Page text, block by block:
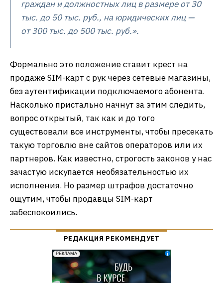
граждан и должностных лиц в размере от 30
тыс. до 50 тыс. руб., на юридических лиц —
от 300 тыс. до 500 тыс. руб.».
Формально это положение ставит крест на
продаже SIM-карт с рук через сетевые магазины,
без аутентификации подключаемого абонента.
Насколько пристально начнут за этим следить,
вопрос открытый, так как и до того
существовали все инструменты, чтобы пресекать
такую торговлю вне сайтов операторов или их
партнеров. Как известно, строгость законов у нас
зачастую искупается необязательностью их
исполнения. Но размер штрафов достаточно
ощутим, чтобы продавцы SIM-карт
забеспокоились.